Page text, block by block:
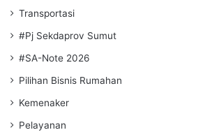
Transportasi
#Pj Sekdaprov Sumut
#SA-Note 2026
Pilihan Bisnis Rumahan
Kemenaker
Pelayanan